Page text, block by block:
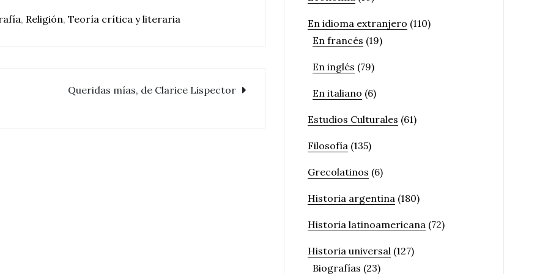
, Religión, Teoría crítica y literaria
Queridas mías, de Clarice Lispector
En idioma extranjero (110)
En francés (19)
En inglés (79)
En italiano (6)
Estudios Culturales (61)
Filosofía (135)
Grecolatinos (6)
Historia argentina (180)
Historia latinoamericana (72)
Historia universal (127)
Biografías (23)